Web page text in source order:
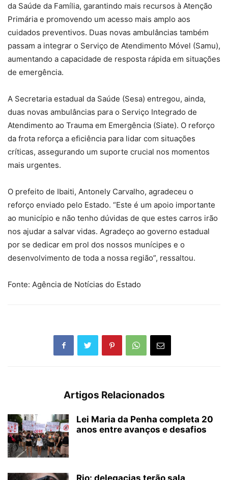
da Saúde da Família, garantindo mais recursos à Atenção
Primária e promovendo um acesso mais amplo aos
cuidados preventivos. Duas novas ambulâncias também
passam a integrar o Serviço de Atendimento Móvel (Samu),
aumentando a capacidade de resposta rápida em situações
de emergência.
A Secretaria estadual da Saúde (Sesa) entregou, ainda,
duas novas ambulâncias para o Serviço Integrado de
Atendimento ao Trauma em Emergência (Siate). O reforço
da frota reforça a eficiência para lidar com situações
críticas, assegurando um suporte crucial nos momentos
mais urgentes.
O prefeito de Ibaiti, Antonely Carvalho, agradeceu o
reforço enviado pelo Estado. “Este é um apoio importante
ao município e não tenho dúvidas de que estes carros irão
nos ajudar a salvar vidas. Agradeço ao governo estadual
por se dedicar em prol dos nossos munícipes e o
desenvolvimento de toda a nossa região”, ressaltou.
Fonte: Agência de Notícias do Estado
Artigos Relacionados
Lei Maria da Penha completa 20
anos entre avanços e desafios
Rio: delegacias terão sala